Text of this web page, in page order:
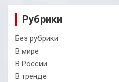
Рубрики
Без рубрики
В мире
В России
В тренде